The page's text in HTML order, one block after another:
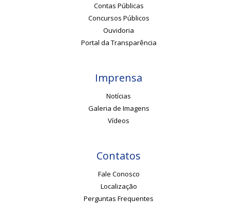
Contas Públicas
Concursos Públicos
Ouvidoria
Portal da Transparência
Imprensa
Notícias
Galeria de Imagens
Vídeos
Contatos
Fale Conosco
Localização
Perguntas Frequentes